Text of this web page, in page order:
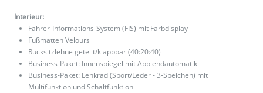
Interieur:
Fahrer-Informations-System (FIS) mit Farbdisplay
Fußmatten Velours
Rücksitzlehne geteilt/klappbar (40:20:40)
Business-Paket: Innenspiegel mit Abblendautomatik
Business-Paket: Lenkrad (Sport/Leder - 3-Speichen) mit
Multifunktion und Schaltfunktion